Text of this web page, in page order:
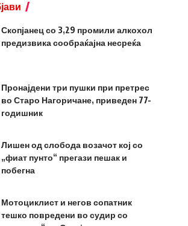
Скопјанец со 3,29 промили алкохол
предизвика сообраќајна несреќа
Пронајдени три пушки при претрес
во Старо Нагоричане, приведен 77-
годишник
Лишен од слобода возачот кој со
„фиат пунто“ прегази пешак и
побегна
Мотоциклист и негов сопатник
тешко повредени во судир со